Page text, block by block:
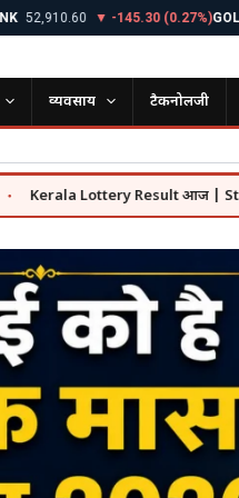
▼ -145.30 (0.27%)GOLD (10g)
व्यवसाय टैकनोलजी
Lottery Result आज | Sthree Sakthi